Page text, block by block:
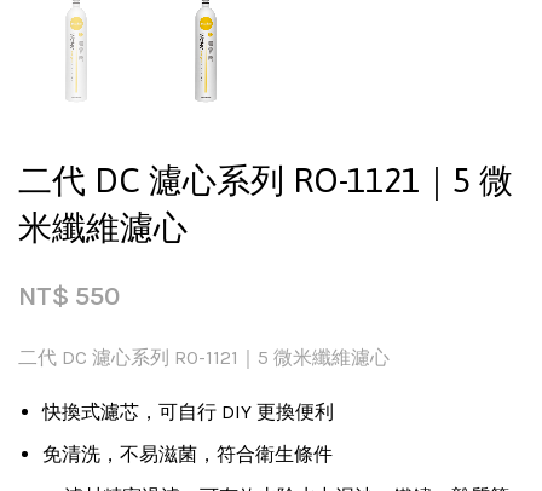
二代 DC 濾心系列 RO-1121｜5 微
米纖維濾心
NT$ 550
二代 DC 濾心系列 RO-1121｜5 微米纖維濾心
快換式濾芯，可自行 DIY 更換便利
免清洗，不易滋菌，符合衛生條件